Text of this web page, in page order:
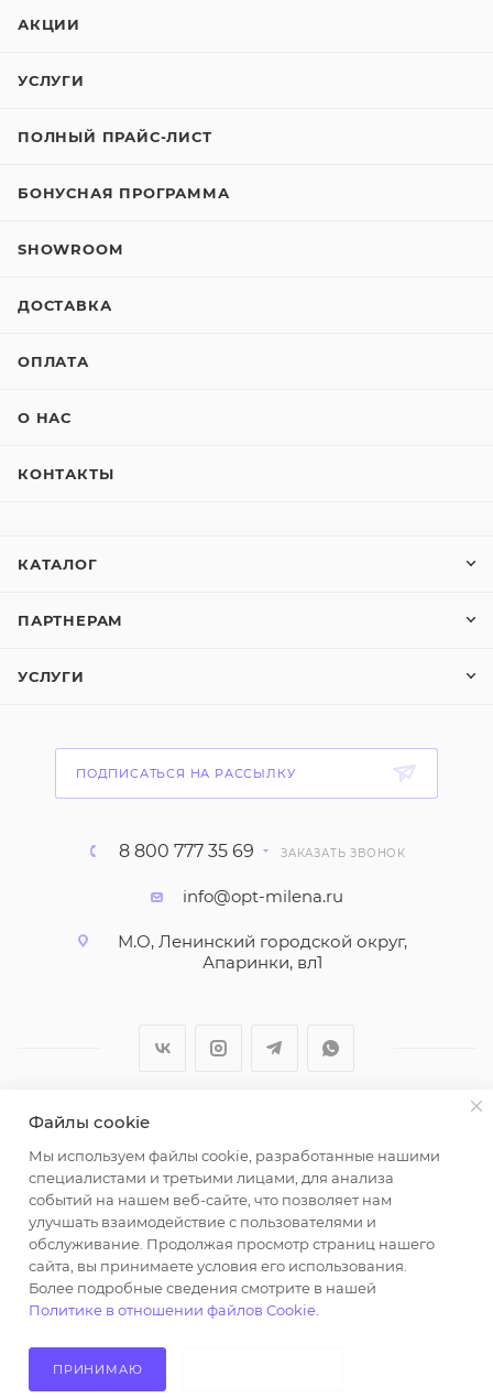
АКЦИИ
УСЛУГИ
ПОЛНЫЙ ПРАЙС-ЛИСТ
БОНУСНАЯ ПРОГРАММА
SHOWROOM
ДОСТАВКА
ОПЛАТА
О НАС
КОНТАКТЫ
КАТАЛОГ
ПАРТНЕРАМ
УСЛУГИ
ПОДПИСАТЬСЯ НА РАССЫЛКУ
8 800 777 35 69 ЗАКАЗАТЬ ЗВОНОК
info@opt-milena.ru
М.О, Ленинский городской округ,
Апаринки, вл1
2026 © ООО "Вайт Текстиль групп"
Любая информация на сайте носит справочный
характер и не является публичной офертой
определяемой положениями пункта 2 статьи 437
Гражданского кодекса Российской Федерации.
Использование любых материалов, опубликованных
на https://opt-milena.ru, допустимо только при
наличии письменного разрешения редакции и
активной ссылки на https://opt-milena.ru
Файлы cookie
Мы используем файлы cookie, разработанные нашими
специалистами и третьими лицами, для анализа
событий на нашем веб-сайте, что позволяет нам
улучшать взаимодействие с пользователями и
обслуживание. Продолжая просмотр страниц нашего
сайта, вы принимаете условия его использования.
Более подробные сведения смотрите в нашей
Политике в отношении файлов Cookie
ПРИНИМАЮ